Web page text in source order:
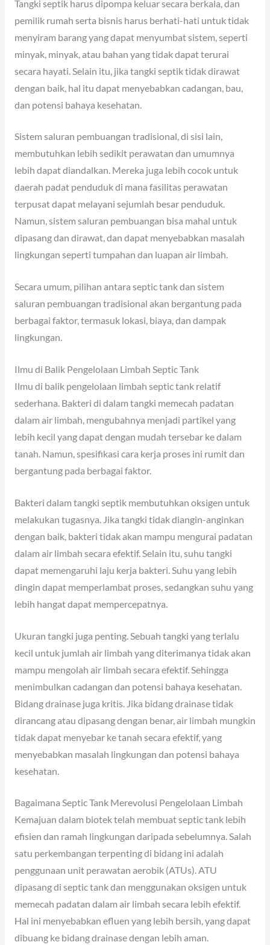
Tangki septik harus dipompa keluar secara berkala, dan
pemilik rumah serta bisnis harus berhati-hati untuk tidak
menyiram barang yang dapat menyumbat sistem, seperti
minyak, minyak, atau bahan yang tidak dapat terurai
secara hayati. Selain itu, jika tangki septik tidak dirawat
dengan baik, hal itu dapat menyebabkan cadangan, bau,
dan potensi bahaya kesehatan.
Sistem saluran pembuangan tradisional, di sisi lain,
membutuhkan lebih sedikit perawatan dan umumnya
lebih dapat diandalkan. Mereka juga lebih cocok untuk
daerah padat penduduk di mana fasilitas perawatan
terpusat dapat melayani sejumlah besar penduduk.
Namun, sistem saluran pembuangan bisa mahal untuk
dipasang dan dirawat, dan dapat menyebabkan masalah
lingkungan seperti tumpahan dan luapan air limbah.
Secara umum, pilihan antara septic tank dan sistem
saluran pembuangan tradisional akan bergantung pada
berbagai faktor, termasuk lokasi, biaya, dan dampak
lingkungan.
Ilmu di Balik Pengelolaan Limbah Septic Tank
Ilmu di balik pengelolaan limbah septic tank relatif
sederhana. Bakteri di dalam tangki memecah padatan
dalam air limbah, mengubahnya menjadi partikel yang
lebih kecil yang dapat dengan mudah tersebar ke dalam
tanah. Namun, spesifikasi cara kerja proses ini rumit dan
bergantung pada berbagai faktor.
Bakteri dalam tangki septik membutuhkan oksigen untuk
melakukan tugasnya. Jika tangki tidak diangin-anginkan
dengan baik, bakteri tidak akan mampu mengurai padatan
dalam air limbah secara efektif. Selain itu, suhu tangki
dapat memengaruhi laju kerja bakteri. Suhu yang lebih
dingin dapat memperlambat proses, sedangkan suhu yang
lebih hangat dapat mempercepatnya.
Ukuran tangki juga penting. Sebuah tangki yang terlalu
kecil untuk jumlah air limbah yang diterimanya tidak akan
mampu mengolah air limbah secara efektif. Sehingga
menimbulkan cadangan dan potensi bahaya kesehatan.
Bidang drainase juga kritis. Jika bidang drainase tidak
dirancang atau dipasang dengan benar, air limbah mungkin
tidak dapat menyebar ke tanah secara efektif, yang
menyebabkan masalah lingkungan dan potensi bahaya
kesehatan.
Bagaimana Septic Tank Merevolusi Pengelolaan Limbah
Kemajuan dalam biotek telah membuat septic tank lebih
efisien dan ramah lingkungan daripada sebelumnya. Salah
satu perkembangan terpenting di bidang ini adalah
penggunaan unit perawatan aerobik (ATUs). ATU
dipasang di septic tank dan menggunakan oksigen untuk
memecah padatan dalam air limbah secara lebih efektif.
Hal ini menyebabkan efluen yang lebih bersih, yang dapat
dibuang ke bidang drainase dengan lebih aman.